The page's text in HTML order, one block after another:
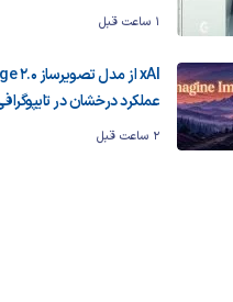
1 ساعت قبل
عملکرد درخشان در
2 ساعت قبل